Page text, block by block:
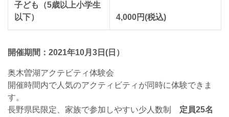
子ども（5歳以上小学生
以下）
4,000円(税込)
開催期間：2021年10月3日(日）
奥木曽湖アクテビティ体験会
開催時間内で人気のアクティビティが同時に体験できま
す。
長野県民限定、家族で参加しやすい少人数制 定員25名